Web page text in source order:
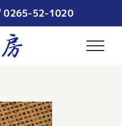
0265-52-1020